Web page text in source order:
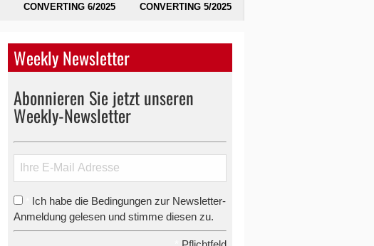
CONVERTING 6/2025
CONVERTING 5/2025
Weekly Newsletter
Abonnieren Sie jetzt unseren
Weekly-Newsletter
Ich habe die Bedingungen zur Newsletter-
Anmeldung gelesen und stimme diesen zu.